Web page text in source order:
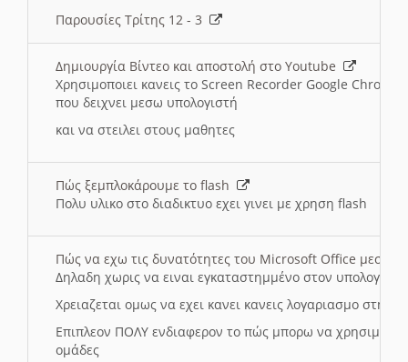
Παρουσίες Τρίτης 12 - 3
Δημιουργία Βίντεο και αποστολή στο Youtube
Χρησιμοποιει κανεις το Screen Recorder Google Chrome
που δειχνει μεσω υπολογιστή
και να στειλει στους μαθητες
Πώς ξεμπλοκάρουμε το flash
Πολυ υλικο στο διαδικτυο εχει γινει με χρηση flash
Πώς να εχω τις δυνατότητες του Microsoft Office μεσω
Δηλαδη χωρις να ειναι εγκαταστημμένο στον
Χρειαζεται ομως να εχει κανει κανεις λογαριασμο στη
Επιπλεον ΠΟΛΥ ενδιαφερον το πώς μπορω να
ομάδες